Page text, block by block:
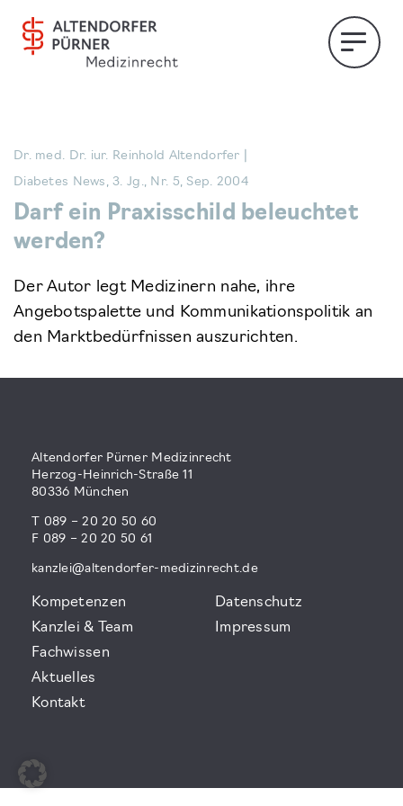
Dr. med. Dr. iur. Reinhold Altendorfer |
Diabetes News, 3. Jg., Nr. 5, Sep. 2004
Darf ein Praxisschild beleuchtet
werden?
Der Autor legt Medizinern nahe, ihre
Angebotspalette und Kommunikationspolitik an
den Marktbedürfnissen auszurichten.
Altendorfer Pürner Medizinrecht
Herzog-Heinrich-Straße 11
80336 München
T 089 – 20 20 50 60
F 089 – 20 20 50 61
kanzlei@altendorfer-medizinrecht.de
Kompetenzen
Kanzlei & Team
Fachwissen
Aktuelles
Kontakt
Datenschutz
Impressum